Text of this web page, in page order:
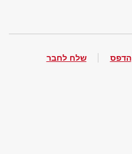
הדפס שלח לחבר